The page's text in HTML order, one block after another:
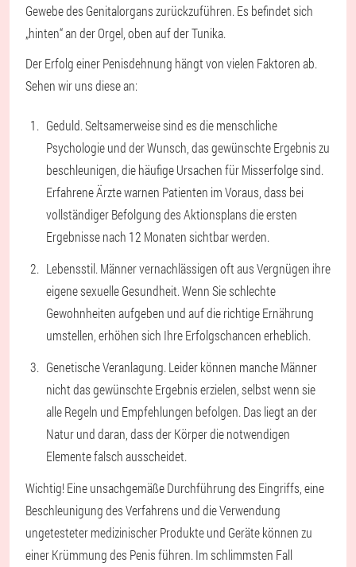
Gewebe des Genitalorgans zurückzuführen. Es befindet sich
„hinten“ an der Orgel, oben auf der Tunika.
Der Erfolg einer Penisdehnung hängt von vielen Faktoren ab.
Sehen wir uns diese an:
Geduld. Seltsamerweise sind es die menschliche
Psychologie und der Wunsch, das gewünschte Ergebnis zu
beschleunigen, die häufige Ursachen für Misserfolge sind.
Erfahrene Ärzte warnen Patienten im Voraus, dass bei
vollständiger Befolgung des Aktionsplans die ersten
Ergebnisse nach 12 Monaten sichtbar werden.
Lebensstil. Männer vernachlässigen oft aus Vergnügen ihre
eigene sexuelle Gesundheit. Wenn Sie schlechte
Gewohnheiten aufgeben und auf die richtige Ernährung
umstellen, erhöhen sich Ihre Erfolgschancen erheblich.
Genetische Veranlagung. Leider können manche Männer
nicht das gewünschte Ergebnis erzielen, selbst wenn sie
alle Regeln und Empfehlungen befolgen. Das liegt an der
Natur und daran, dass der Körper die notwendigen
Elemente falsch ausscheidet.
Wichtig! Eine unsachgemäße Durchführung des Eingriffs, eine
Beschleunigung des Verfahrens und die Verwendung
ungetesteter medizinischer Produkte und Geräte können zu
einer Krümmung des Penis führen. Im schlimmsten Fall